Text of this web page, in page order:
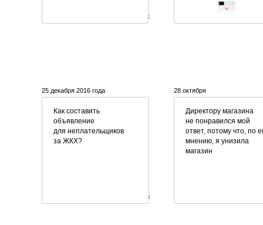
2
25 декабря 2016 года
Как составить
объявление
для неплательщиков
за ЖКХ?
4
28 октября
Директору магазина
не понравился мой
ответ, потому что, по
мнению, я унизила
магазин